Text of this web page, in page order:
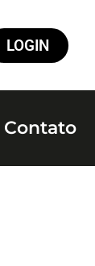
LOGIN
Contato